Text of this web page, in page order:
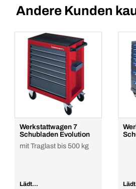
Andere Kunden
Werkstattwagen 7
Schubladen Evolution
mit Traglast bis 500 kg
Lädt...